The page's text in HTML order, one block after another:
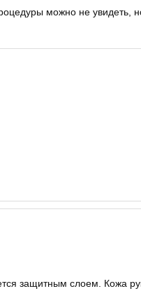
можно не увидеть,
защитным слоем. Кожа